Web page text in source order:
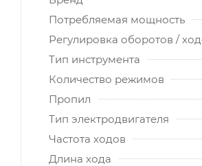
Потребляемая мощность
Регулировка оборотов /
Тип инструмента
Количество режимов
Пропил
Тип электродвигателя
Частота ходов
Длина хода